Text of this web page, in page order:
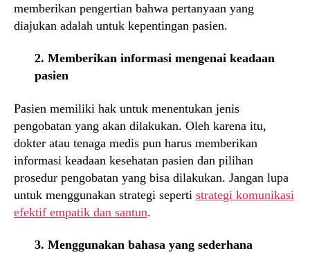
memberikan pengertian bahwa pertanyaan yang
diajukan adalah untuk kepentingan pasien.
2. Memberikan informasi mengenai keadaan
pasien
Pasien memiliki hak untuk menentukan jenis
pengobatan yang akan dilakukan. Oleh karena itu,
dokter atau tenaga medis pun harus memberikan
informasi keadaan kesehatan pasien dan pilihan
prosedur pengobatan yang bisa dilakukan. Jangan lupa
untuk menggunakan strategi seperti strategi komunikasi
efektif empatik dan santun.
3. Menggunakan bahasa yang sederhana